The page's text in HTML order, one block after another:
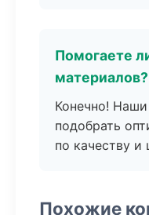
Помогаете
материалов?
Конечно!
подобрать
по качеству и
Похожие